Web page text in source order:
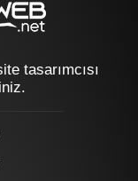
tasarımcısı